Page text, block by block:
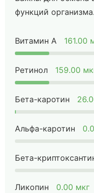
функций организма.
Витамин А 161.00
Ретинол 159.00
Бета-каротин
Альфа-каротин
Бета-
Ликопин 0.00 мкг